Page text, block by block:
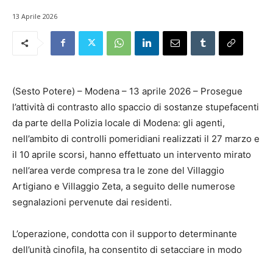
13 Aprile 2026
(Sesto Potere) – Modena – 13 aprile 2026 – Prosegue
l’attività di contrasto allo spaccio di sostanze stupefacenti
da parte della Polizia locale di Modena: gli agenti,
nell’ambito di controlli pomeridiani realizzati il 27 marzo e
il 10 aprile scorsi, hanno effettuato un intervento mirato
nell’area verde compresa tra le zone del Villaggio
Artigiano e Villaggio Zeta, a seguito delle numerose
segnalazioni pervenute dai residenti.
L’operazione, condotta con il supporto determinante
dell’unità cinofila, ha consentito di setacciare in modo